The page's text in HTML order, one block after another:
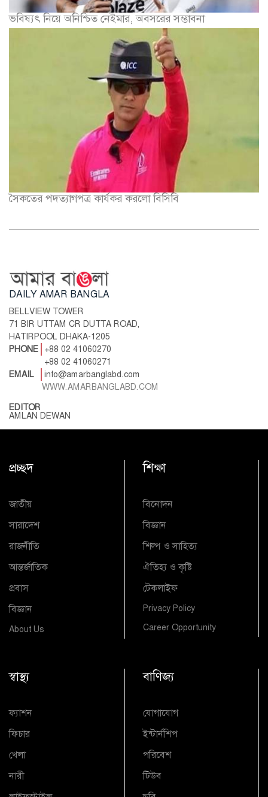
ভবিষ্যৎ নিয়ে অনিশ্চিত নেইমার, অবসরের সম্ভাবনা
সৈকতের পদত্যাগপত্র কার্যকর করলো বিসিবি
DAILY AMAR BANGLA
BELLVIEW TOWER
71 BIR UTTAM CR DUTTA ROAD,
HATIRPOOL DHAKA-1205
PHONE
+88 02 41060270
+88 02 41060271
EMAIL
info@amarbanglabd.com
WWW.AMARBANGLABD.COM
EDITOR
AMLAN DEWAN
প্রচ্ছদ
জাতীয়
সারাদেশ
রাজনীতি
আন্তর্জাতিক
প্রবাস
বিজ্ঞান
About Us
শিক্ষা
বিনোদন
বিজ্ঞান
শিল্প ও সাহিত্য
ঐতিহ্য ও কৃষ্টি
টেকলাইফ
Privacy Policy
Career Opportunity
স্বাস্থ্য
ফ্যাশন
ফিচার
খেলা
নারী
বাণিজ্য
যোগাযোগ
ইন্টার্নশিপ
পরিবেশ
টিউব